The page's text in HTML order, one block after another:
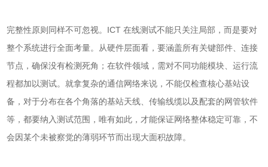
完整性原则同样不可忽视。ICT 在线测试不能只关注局部，而是要对
整个系统进行全面考量。从硬件层面看，要涵盖所有关键部件、连接
节点，确保没有检测死角；在软件领域，需对不同功能模块、运行流
程都加以测试。就拿复杂的通信网络来说，不能仅检查核心基站设
备，对于分布在各个角落的基站天线、传输线缆以及配套的网管软件
等，都要纳入测试范围，唯有如此，才能保证网络整体稳定可靠，不
会因某个未被察觉的薄弱环节而出现大面积故障。